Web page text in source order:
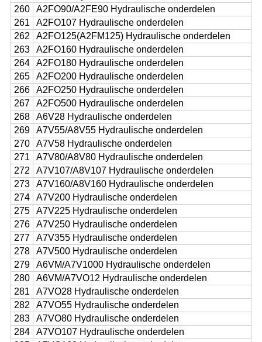
260
A2FO90/A2FE90 Hydraulische onderdelen
261
A2FO107 Hydraulische onderdelen
262
A2FO125(A2FM125) Hydraulische onderdelen
263
A2FO160 Hydraulische onderdelen
264
A2FO180 Hydraulische onderdelen
265
A2FO200 Hydraulische onderdelen
266
A2FO250 Hydraulische onderdelen
267
A2FO500 Hydraulische onderdelen
268
A6V28 Hydraulische onderdelen
269
A7V55/A8V55 Hydraulische onderdelen
270
A7V58 Hydraulische onderdelen
271
A7V80/A8V80 Hydraulische onderdelen
272
A7V107/A8V107 Hydraulische onderdelen
273
A7V160/A8V160 Hydraulische onderdelen
274
A7V200 Hydraulische onderdelen
275
A7V225 Hydraulische onderdelen
276
A7V250 Hydraulische onderdelen
277
A7V355 Hydraulische onderdelen
278
A7V500 Hydraulische onderdelen
279
A6VM/A7V1000 Hydraulische onderdelen
280
A6VM/A7VO12 Hydraulische onderdelen
281
A7VO28 Hydraulische onderdelen
282
A7VO55 Hydraulische onderdelen
283
A7VO80 Hydraulische onderdelen
284
A7VO107 Hydraulische onderdelen